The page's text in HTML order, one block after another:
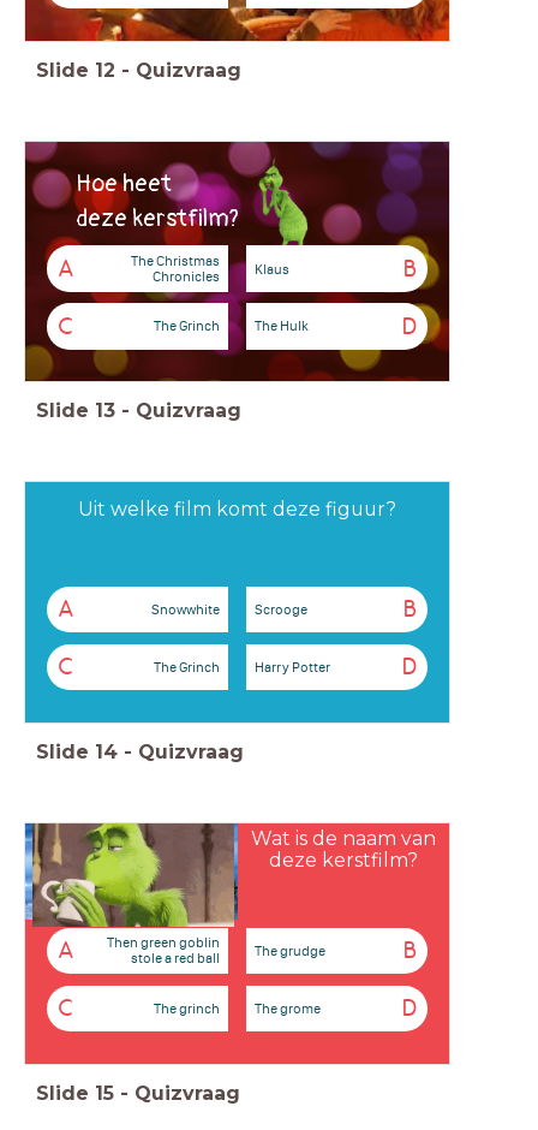
Slide 12 - Quizvraag
Hoe heet
deze kerstfilm?
A
The Christmas
Chronicles
B
Klaus
C The Grinch D
The Hulk
Slide 13 - Quizvraag
Uit welke film komt deze figuur?
A Snowwhite B
Scrooge
C The Grinch D
Harry Potter
Slide 14 - Quizvraag
Wat is de naam van
deze kerstfilm?
A
Then green goblin
stole a red ball
B
The grudge
C The grinch D
The grome
Slide 15 - Quizvraag